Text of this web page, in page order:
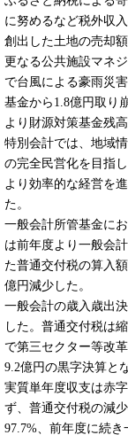
に努めるなど税外収
創出した土地の売却
更なる公共施設マネ
で台風による豪雨災
基金から1.8億円取り
より財源対策基金残
特別会計では、地域
の完全民営化を目指
より効率的な経営を
た。
一般会計所管基金に
は前年度より一般会
た普通交付税の算入
億円減少した。
一般会計の歳入歳出
した。普通交付税は
で第三セクター等改
9.2億円の黒字決算と
実質単年度収支は赤
ず、普通交付税の減
97.7%、前年度に続き